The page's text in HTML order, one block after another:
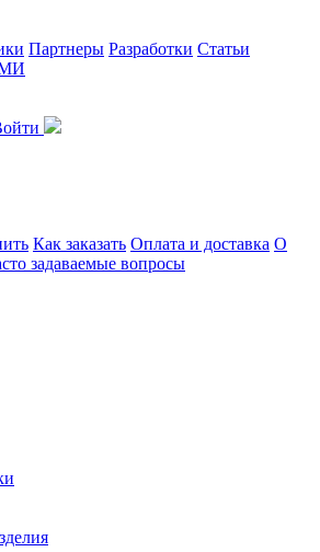
Партнеры Разработки Статьи
Как заказать Оплата и доставка О
задаваемые вопросы